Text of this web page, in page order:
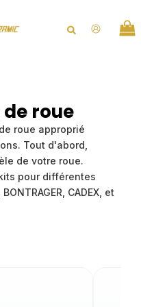
roue
roue approprié
Tout d'abord,
de votre roue.
pour différentes
CADEX, et